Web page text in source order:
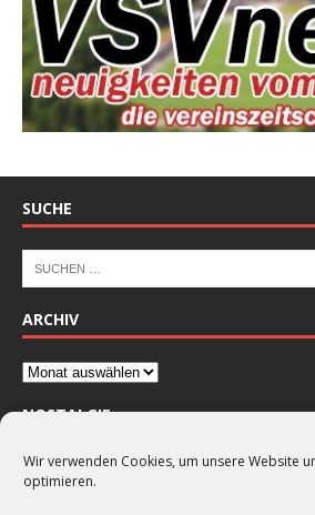
Wir verwenden Cookies, um unsere Website
optimieren.
SUCHE
ARCHIV
NOSTALGIE